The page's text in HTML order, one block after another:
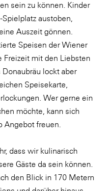
sein zu können. Kinder
austoben,
Auszeit gönnen.
Speisen der Wiener
Freizeit mit den Liebsten
lockt aber
Speisekarte,
Wer gerne ein
möchte, kann sich
Angebot freuen.
dass wir kulinarisch
Gäste da sein können.
den Blick in 170 Metern